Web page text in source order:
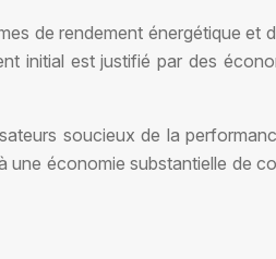
de rendement énergétique et
initial est justifié par des
soucieux de la
économie substantielle de